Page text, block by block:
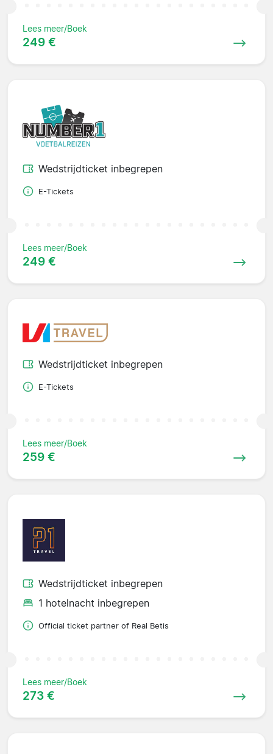
Lees meer/Boek
249 €
Wedstrijdticket inbegrepen
E-Tickets
Lees meer/Boek
249 €
Wedstrijdticket inbegrepen
E-Tickets
Lees meer/Boek
259 €
Wedstrijdticket inbegrepen
1 hotelnacht inbegrepen
Official ticket partner of Real Betis
Lees meer/Boek
273 €